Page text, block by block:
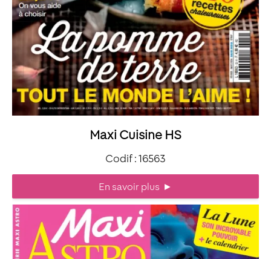
Maxi Cuisine HS
Codif : 16563
En savoir plus ►